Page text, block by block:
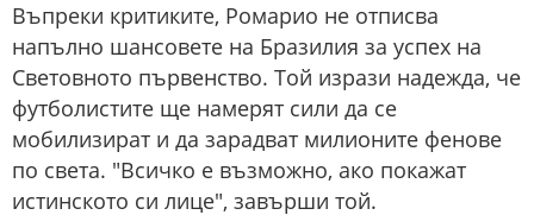
Въпреки критиките, Ромарио не отписва
напълно шансовете на Бразилия за успех на
Световното първенство. Той изрази надежда, че
футболистите ще намерят сили да се
мобилизират и да зарадват милионите фенове
по света. "Всичко е възможно, ако покажат
истинското си лице", завърши той.